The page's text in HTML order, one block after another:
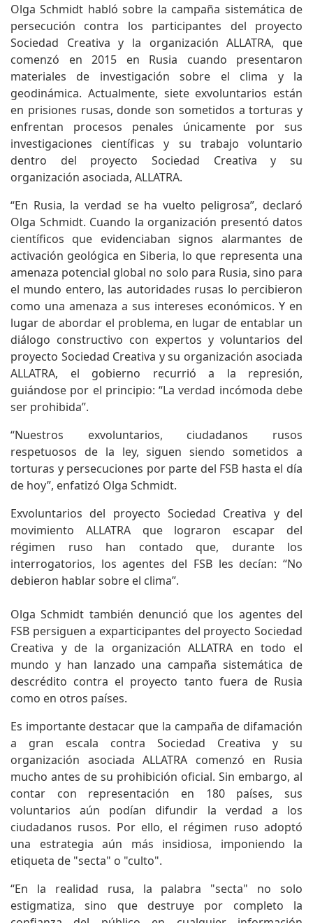
Olga Schmidt habló sobre la campaña sistemática de
persecución contra los participantes del proyecto
Sociedad Creativa y la organización ALLATRA, que
comenzó en 2015 en Rusia cuando presentaron
materiales de investigación sobre el clima y la
geodinámica. Actualmente, siete exvoluntarios están
en prisiones rusas, donde son sometidos a torturas y
enfrentan procesos penales únicamente por sus
investigaciones científicas y su trabajo voluntario
dentro del proyecto Sociedad Creativa y su
organización asociada, ALLATRA.
“En Rusia, la verdad se ha vuelto peligrosa”, declaró
Olga Schmidt. Cuando la organización presentó datos
científicos que evidenciaban signos alarmantes de
activación geológica en Siberia, lo que representa una
amenaza potencial global no solo para Rusia, sino para
el mundo entero, las autoridades rusas lo percibieron
como una amenaza a sus intereses económicos. Y en
lugar de abordar el problema, en lugar de entablar un
diálogo constructivo con expertos y voluntarios del
proyecto Sociedad Creativa y su organización asociada
ALLATRA, el gobierno recurrió a la represión,
guiándose por el principio: “La verdad incómoda debe
ser prohibida”.
“Nuestros exvoluntarios, ciudadanos rusos
respetuosos de la ley, siguen siendo sometidos a
torturas y persecuciones por parte del FSB hasta el día
de hoy”, enfatizó Olga Schmidt.
Exvoluntarios del proyecto Sociedad Creativa y del
movimiento ALLATRA que lograron escapar del
régimen ruso han contado que, durante los
interrogatorios, los agentes del FSB les decían: “No
debieron hablar sobre el clima”.
Olga Schmidt también denunció que los agentes del
FSB persiguen a exparticipantes del proyecto Sociedad
Creativa y de la organización ALLATRA en todo el
mundo y han lanzado una campaña sistemática de
descrédito contra el proyecto tanto fuera de Rusia
como en otros países.
Es importante destacar que la campaña de difamación
a gran escala contra Sociedad Creativa y su
organización asociada ALLATRA comenzó en Rusia
mucho antes de su prohibición oficial. Sin embargo, al
contar con representación en 180 países, sus
voluntarios aún podían difundir la verdad a los
ciudadanos rusos. Por ello, el régimen ruso adoptó
una estrategia aún más insidiosa, imponiendo la
etiqueta de "secta" o "culto".
“En la realidad rusa, la palabra "secta" no solo
estigmatiza, sino que destruye por completo la